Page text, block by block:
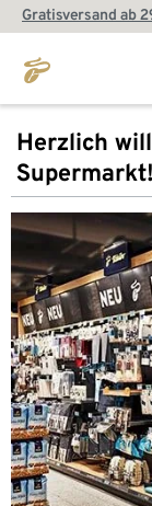
Gratisversand ab
Herzlich
Supermarkt!